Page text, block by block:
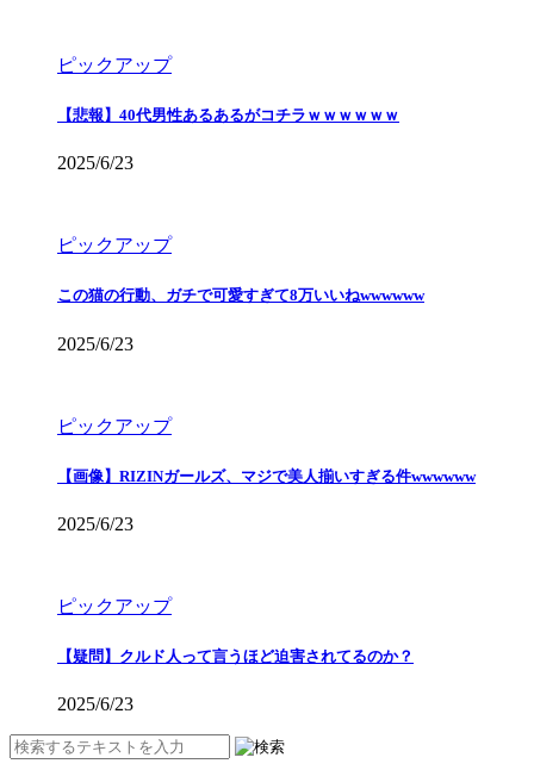
ピックアップ
【悲報】40代男性あるあるがコチラｗｗｗｗｗｗ
2025/6/23
ピックアップ
この猫の行動、ガチで可愛すぎて8万いいねwwwwww
2025/6/23
ピックアップ
【画像】RIZINガールズ、マジで美人揃いすぎる件wwwwww
2025/6/23
ピックアップ
【疑問】クルド人って言うほど迫害されてるのか？
2025/6/23